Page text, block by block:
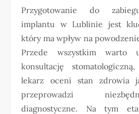
Przygotowanie do
implantu w Lublinie jest
który ma wpływ na
Przede wszystkim warto
konsultację
lekarz oceni stan zdrowia
przeprowadzi
diagnostyczne. Na tym